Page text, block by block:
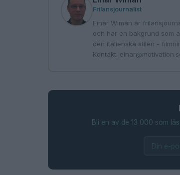
Frilansjournalist
Einar Wiman är
och har en bakgrund som
den italienska stilen -
Kontakt:
Bli en av de 13 000 som